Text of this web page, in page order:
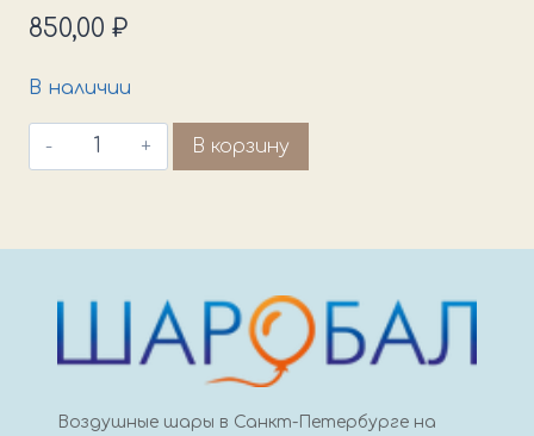
850,00 ₽
В наличии
Количество
товара
В корзину
Воздушные шары в Санкт-Петербурге на